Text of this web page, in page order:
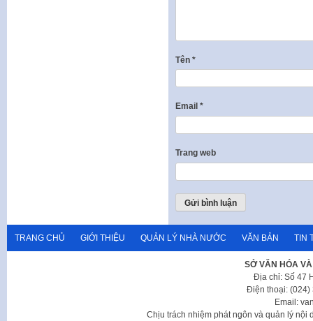
Tên *
Email *
Trang web
TRANG CHỦ GIỚI THIỆU QUẢN LÝ NHÀ NƯỚC VĂN BẢN TIN
SỞ VĂN HÓA
Địa chỉ: Số 47
Điện thoại: (024)
Email:
Chịu trách nhiệm phát ngôn và quản lý nội